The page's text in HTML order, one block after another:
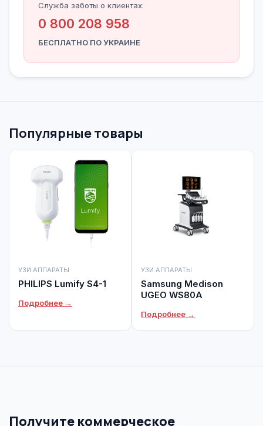
Служба заботы о клиентах:
0 800 208 958
БЕСПЛАТНО ПО УКРАИНЕ
Популярные товары
УЗИ АППАРАТЫ
PHILIPS Lumify S4-1
Подробнее →
УЗИ АППАРАТЫ
Samsung Medison
UGEO WS80A
Подробнее →
Получите коммерческое